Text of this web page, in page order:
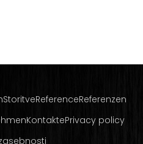
StoritveReferenceReferenzen
KontaktePrivacy policy